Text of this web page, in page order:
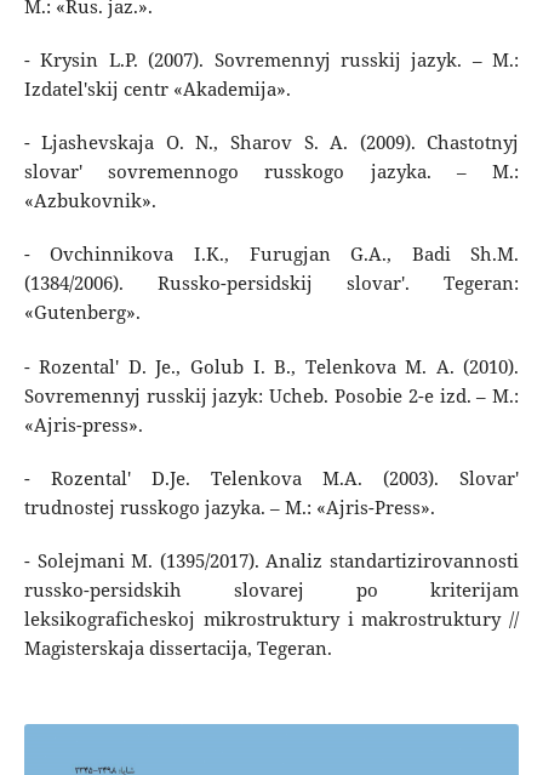
M.: «Rus. jaz.».
- Krysin L.P. (2007). Sovremennyj russkij jazyk. – M.:
Izdatel'skij centr «Akademija».
- Ljashevskaja O. N., Sharov S. A. (2009). Chastotnyj
slovar' sovremennogo russkogo jazyka. – M.:
«Azbukovnik».
- Ovchinnikova I.K., Furugjan G.A., Badi Sh.M.
(1384/2006). Russko-persidskij slovar'. Tegeran:
«Gutenberg».
- Rozental' D. Je., Golub I. B., Telenkova M. A. (2010).
Sovremennyj russkij jazyk: Ucheb. Posobie 2-e izd. – M.:
«Ajris-press».
- Rozental' D.Je. Telenkova M.A. (2003). Slovar'
trudnostej russkogo jazyka. – M.: «Ajris-Press».
- Solejmani M. (1395/2017). Analiz standartizirovannosti
russko-persidskih slovarej po kriterijam
leksikograficheskoj mikrostruktury i makrostruktury //
Magisterskaja dissertacija, Tegeran.